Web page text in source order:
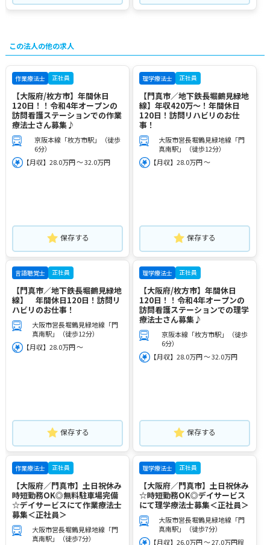
この法人の他の求人
作業療法士 正社員
【大阪府/枚方市】年間休日
120日！！令和4年オープンの
訪問看護ステーションでの作業
療法士さん募集♪
京阪本線「枚方市駅」（徒歩
6分）
【月収】28.0万円 ～ 32.0万円
保存する
理学療法士 正社員
【門真市／地下鉄長堀鶴見緑地
線】年収420万～！年間休日
120日！訪問リハビリのお仕
事！
大阪市営長堀鶴見緑地線「門
真南駅」（徒歩12分）
【月収】28.0万円 ～
保存する
言語聴覚士 正社員
【門真市／地下鉄長堀鶴見緑地
線】 年間休日120日！訪問リ
ハビリのお仕事！
大阪市営長堀鶴見緑地線「門
真南駅」（徒歩12分）
【月収】28.0万円 ～
保存する
理学療法士 正社員
【大阪府/枚方市】年間休日
120日！！令和4年オープンの
訪問看護ステーションでの理学
療法士さん募集♪
京阪本線「枚方市駅」（徒歩
6分）
【月収】28.0万円 ～ 32.0万円
保存する
作業療法士 正社員
【大阪府／門真市】土日祝休み
時短勤務OK◎無料駐車場完備
☆デイサービスにて作業療法士
募集＜正社員＞
大阪市営長堀鶴見緑地線「門
真南駅」（徒歩7分）
理学療法士 正社員
【大阪府／門真市】土日祝休み
☆時短勤務OK◎デイサービス
にて理学療法士募集＜正社員＞
大阪市営長堀鶴見緑地線「門
真南駅」（徒歩7分）
【月収】26.0万円 ～ 27.0万円程